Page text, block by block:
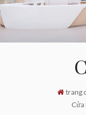
trang
Cửa